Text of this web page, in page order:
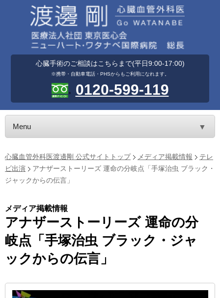
心臓手術のご相談はこちらまで(平日9:00-17:00)
※携帯・自動車電話・PHSからもご利用になれます。
0120-599-119
Menu ▼
心臓血管外科医渡邊剛 公式サイトトップ メディア掲載情報
テレ
ビ出演
アナザーストーリーズ 運命の分岐点「手塚治虫 ブラック・
ジャックからの伝言」
メディア掲載情報
アナザーストーリーズ 運命の分
岐点「手塚治虫 ブラック・ジャ
ックからの伝言」